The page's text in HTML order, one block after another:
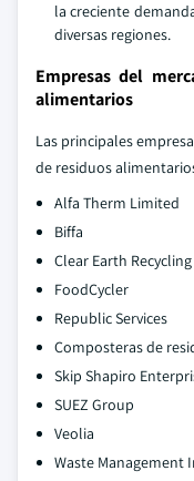
la creciente
diversas regiones.
Empresas del
alimentarios
Las principales
de residuos
Alfa Therm Limited
Biffa
Clear Earth Recycling
FoodCycler
Republic Services
Composteras de
Skip Shapiro
SUEZ Group
Veolia
Waste Management